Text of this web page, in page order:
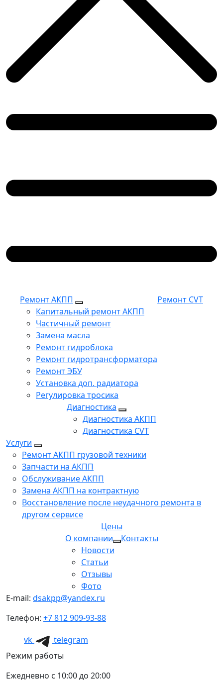
Ремонт АКПП
Капитальный ремонт АКПП
Частичный ремонт
Замена масла
Ремонт гидроблока
Ремонт гидротрансформатора
Ремонт ЭБУ
Установка доп. радиатора
Регулировка тросика
Ремонт CVT
Диагностика
Диагностика АКПП
Диагностика CVT
Услуги
Ремонт АКПП грузовой техники
Запчасти на АКПП
Обслуживание АКПП
Замена АКПП на контрактную
Восстановление после неудачного ремонта в
другом сервисе
Цены
О компании
Новости
Статьи
Отзывы
Фото
Контакты
E-mail: dsakpp@yandex.ru
Телефон: +7 812 909-93-88
vk
telegram
Режим работы
Ежедневно с 10:00 до 20:00